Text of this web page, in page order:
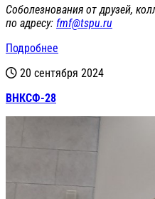
Соболезнования от друзей,
по адресу: fmf@tspu.ru
Подробнее
20 сентября 2024
ВНКСФ-28